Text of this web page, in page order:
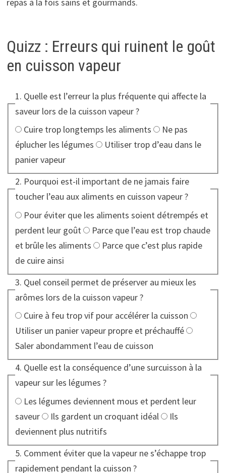
Quizz : Erreurs qui ruinent le goût
en cuisson vapeur
1. Quelle est l’erreur la plus fréquente qui affecte la
saveur lors de la cuisson vapeur ?
Cuire trop longtemps les aliments
éplucher les légumes
panier vapeur
2. Pourquoi est-il important de ne jamais faire
toucher l’eau aux aliments en cuisson vapeur ?
perdent leur goût
et brûle les aliments
de cuire ainsi
3. Quel conseil permet de préserver au mieux les
arômes lors de la cuisson vapeur ?
Cuire à feu trop vif pour accélérer la cuisson
Utiliser un panier vapeur propre et préchauffé
Saler abondamment l’eau de cuisson
4. Quelle est la conséquence d’une surcuisson à la
vapeur sur les légumes ?
saveur
Ils gardent un croquant idéal
deviennent plus nutritifs
5. Comment éviter que la vapeur ne s’échappe trop
rapidement pendant la cuisson ?